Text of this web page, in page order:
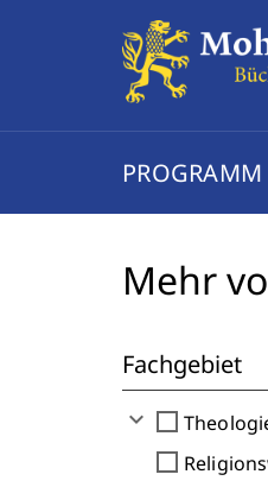
PROGRAMM
Mehr
Fachgebiet
expand_more check_box_outline_blank
check_box_outline_blank